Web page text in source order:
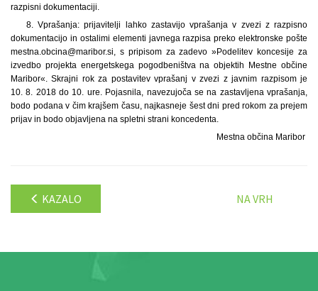
razpisni dokumentaciji.
8. Vprašanja: prijavitelji lahko zastavijo vprašanja v zvezi z razpisno
dokumentacijo in ostalimi elementi javnega razpisa preko elektronske pošte
mestna.obcina@maribor.si, s pripisom za zadevo »Podelitev koncesije za
izvedbo projekta energetskega pogodbeništva na objektih Mestne občine
Maribor«. Skrajni rok za postavitev vprašanj v zvezi z javnim razpisom je
10. 8. 2018 do 10. ure. Pojasnila, navezujoča se na zastavljena vprašanja,
bodo podana v čim krajšem času, najkasneje šest dni pred rokom za prejem
prijav in bodo objavljena na spletni strani koncedenta.
Mestna občina Maribor
KAZALO NA VRH